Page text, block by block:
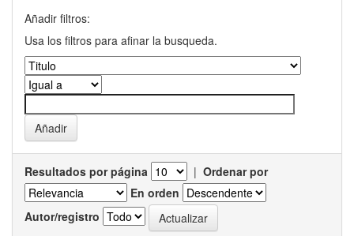
Añadir filtros:
Usa los filtros para afinar la busqueda.
Resultados por página | Ordenar por
En orden
Autor/registro